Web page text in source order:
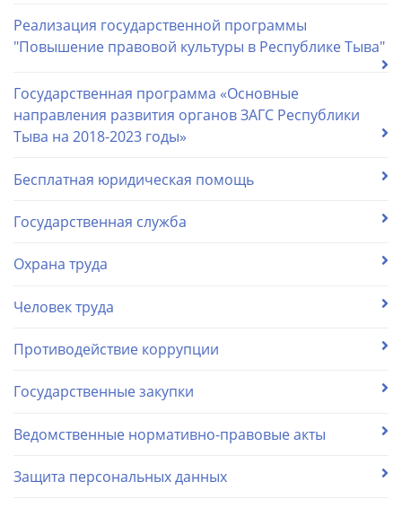
Реализация государственной программы
"Повышение правовой культуры в Республике Тыва"
Государственная программа «Основные
направления развития органов ЗАГС Республики
Тыва на 2018-2023 годы»
Бесплатная юридическая помощь
Государственная служба
Охрана труда
Человек труда
Противодействие коррупции
Государственные закупки
Ведомственные нормативно-правовые акты
Защита персональных данных